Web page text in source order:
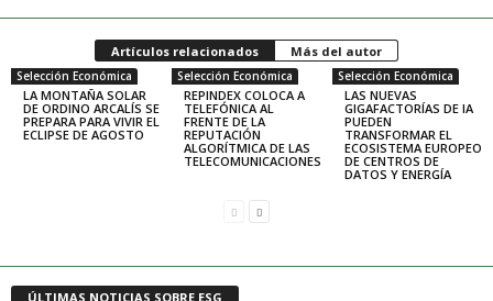
Artículos relacionados Más del autor
Selección Económica
LA MONTAÑA SOLAR
DE ORDINO ARCALÍS SE
PREPARA PARA VIVIR EL
ECLIPSE DE AGOSTO
Selección Económica
REPINDEX COLOCA A
TELEFÓNICA AL
FRENTE DE LA
REPUTACIÓN
ALGORÍTMICA DE LAS
TELECOMUNICACIONES
Selección Económica
LAS NUEVAS
GIGAFACTORÍAS DE IA
PUEDEN
TRANSFORMAR EL
ECOSISTEMA EUROPEO
DE CENTROS DE
DATOS Y ENERGÍA
ÚLTIMAS NOTICIAS SOBRE ESG